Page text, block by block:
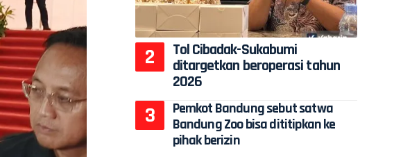
Tol Cibadak-Sukabumi
ditargetkan beroperasi tahun
2026
Pemkot Bandung sebut satwa
Bandung Zoo bisa dititipkan ke
pihak berizin